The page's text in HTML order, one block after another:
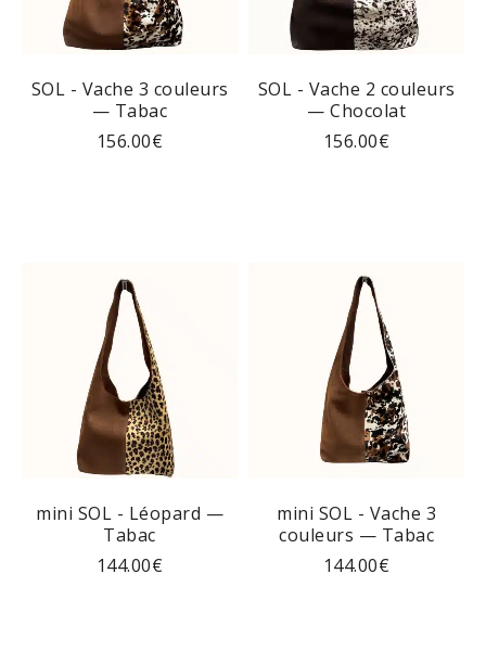
SOL - Vache 3 couleurs
— Tabac
156.00€
SOL - Vache 2 couleurs
— Chocolat
156.00€
mini SOL - Léopard —
Tabac
144.00€
mini SOL - Vache 3
couleurs — Tabac
144.00€